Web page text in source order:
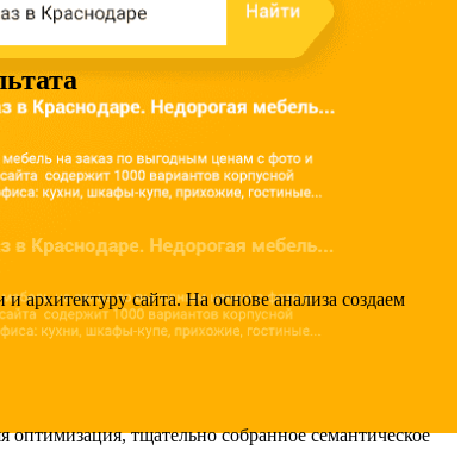
сайта. На основе анализа создаем
тщательно собранное семантическое